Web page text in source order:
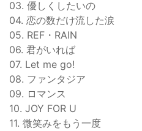
03. 優しくしたいの
04. 恋の数だけ流した涙
05. REF・RAIN
06. 君がいれば
07. Let me go!
08. ファンタジア
09. ロマンス
10. JOY FOR U
11. 微笑みをもう一度